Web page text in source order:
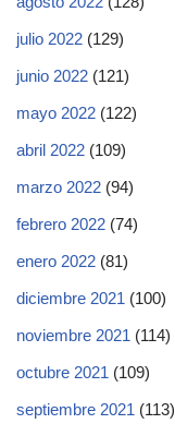
julio 2022 (129)
junio 2022 (121)
mayo 2022 (122)
abril 2022 (109)
marzo 2022 (94)
febrero 2022 (74)
enero 2022 (81)
diciembre 2021 (100)
noviembre 2021 (114)
octubre 2021 (109)
septiembre 2021 (113)